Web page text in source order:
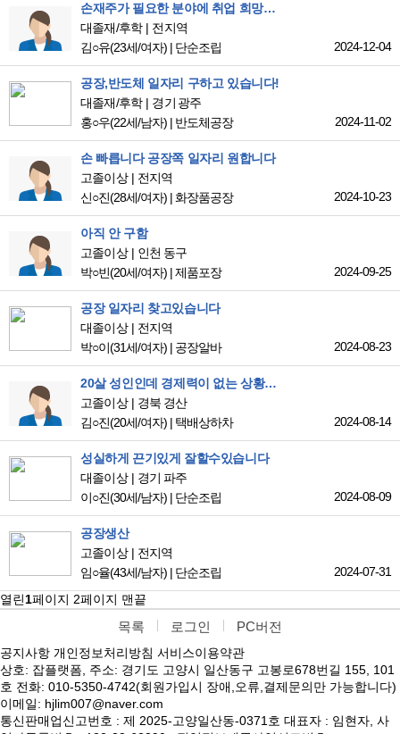
손재주가 필요한 분야에 취업 희망합니다.
대졸재/후학
전지역
김○유(23세/여자) | 단순조립 2024-12-04
공장,반도체 일자리 구하고 있습니다!
대졸재/후학
경기 광주
홍○우(22세/남자) | 반도체공장 2024-11-02
손 빠릅니다 공장쪽 일자리 원합니다
고졸이상
전지역
신○진(28세/여자) | 화장품공장 2024-10-23
아직 안 구함
고졸이상
인천 동구
박○빈(20세/여자) |제품포장 2024-09-25
공장 일자리 찾고있습니다
대졸이상
전지역
박○이(31세/여자) | 공장알바 2024-08-23
20살 성인인데 경제력이 없는 상황이라 한 달정도 일 할 수 있는 간단하고 오래 일해서 돈 버는 알바를 찾고 있습니다
고졸이상
경북 경산
김○진(20세/여자) | 택배상하차 2024-08-14
성실하게 끈기있게 잘할수있습니다
대졸이상
경기 파주
이○진(30세/남자) | 단순조립 2024-08-09
공장생산
고졸이상
전지역
임○율(43세/남자) | 단순조립
2024-07-31
열린1페이지 2페이지 맨끝
목록 로그인 PC버전
공지사항 개인정보처리방침 서비스이용약관
상호: 잡플랫폼, 주소: 경기도 고양시 일산동구 고봉로678번길 155, 101
호 전화: 010-5350-4742(회원가입시 장애,오류,결제문의만 가능합니다)
이메일: hjlim007@naver.com
통신판매업신고번호 : 제 2025-고양일산동-0371호 대표자 : 임현자, 사